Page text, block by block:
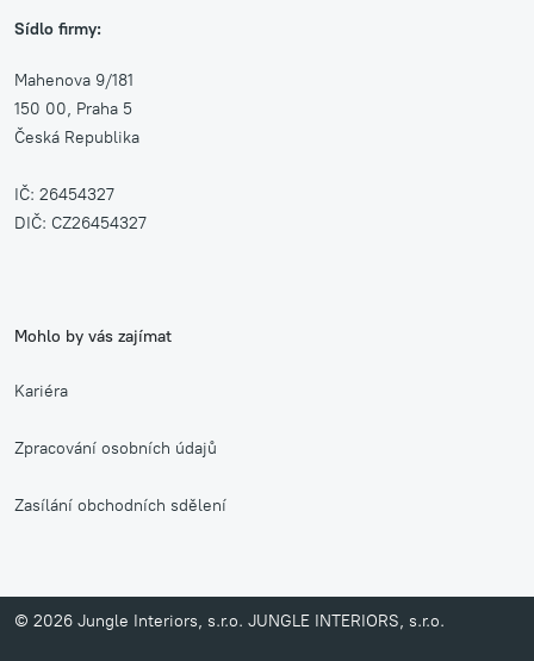
Sídlo firmy:
Mahenova 9/181
150 00, Praha 5
Česká Republika
IČ: 26454327
DIČ: CZ26454327
Mohlo by vás zajímat
Kariéra
Zpracování osobních údajů
Zasílání obchodních sdělení
© 2026 Jungle Interiors, s.r.o. JUNGLE INTERIORS, s.r.o.